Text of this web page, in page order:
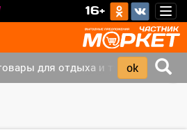
16+
(31)для отдыха и туризма (18)›